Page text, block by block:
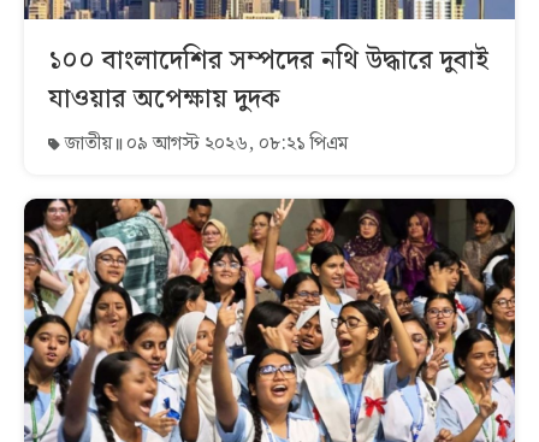
১০০ বাংলাদেশির সম্পদের নথি উদ্ধারে দুবাই
যাওয়ার অপেক্ষায় দুদক
জাতীয় ০৯ আগস্ট ২০২৬, ০৮:২১ পিএম